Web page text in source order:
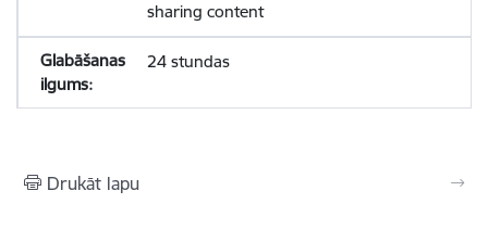
sharing content
24 stundas
Drukāt lapu